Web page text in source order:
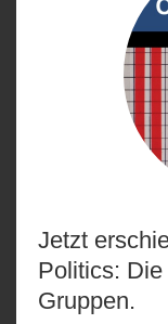
Jetzt
Politics:
Gruppen.